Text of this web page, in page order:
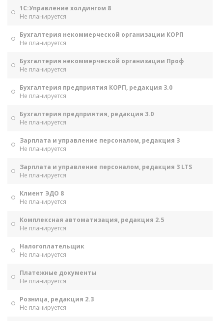
1С:Управление холдингом 8
Не планируется
Бухгалтерия некоммерческой организации КОРП
Не планируется
Бухгалтерия некоммерческой организации Проф
Не планируется
Бухгалтерия предприятия КОРП, редакция 3.0
Не планируется
Бухгалтерия предприятия, редакция 3.0
Не планируется
Зарплата и управление персоналом, редакция 3
Не планируется
Зарплата и управление персоналом, редакция 3 LTS
Не планируется
Клиент ЭДО 8
Не планируется
Комплексная автоматизация, редакция 2.5
Не планируется
Налогоплательщик
Не планируется
Платежные документы
Не планируется
Розница, редакция 2.3
Не планируется